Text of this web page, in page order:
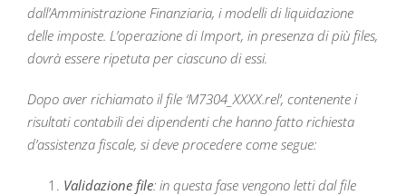
dall’Amministrazione Finanziaria, i modelli di liquidazione
delle imposte. L’operazione di Import, in presenza di più files,
dovrà essere ripetuta per ciascuno di essi.
Dopo aver richiamato il file ‘M7304_XXXX.rel’, contenente i
risultati contabili dei dipendenti che hanno fatto richiesta
d’assistenza fiscale, si deve procedere come segue:
Validazione file: in questa fase vengono letti dal file